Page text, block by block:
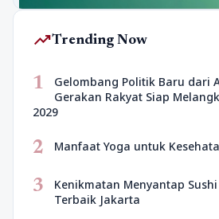
trending_upTrending Now
1
Gelombang Politik Baru dari
Gerakan Rakyat Siap
2029
2 Manfaat Yoga untuk
3
Kenikmatan Menyantap
Terbaik Jakarta